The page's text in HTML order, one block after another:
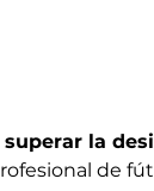
la
de